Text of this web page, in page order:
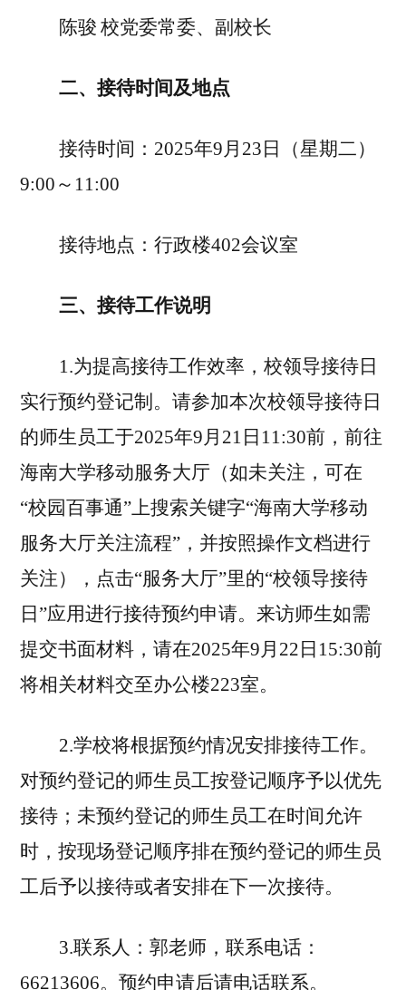
陈骏 校党委常委、副校长
二、接待时间及地点
接待时间： 2025年9月 23 日（星期二）
9:00～ 11:00
接待地点：行政楼402会议室
三、接待工作说明
1.为提高接待工作效率，校领导接待日
实行预约登记制。请参加本次校领导接待日
的师生员工于2025年9月 21 日 11:30前，前往
海南大学移动服务大厅（如未关注，可在
“校园百事通”上搜索关键字“海南大学移动
服务大厅关注流程”，并按照操作文档进行
关注），点击“服务大厅”里的“校领导接待
日”应用进行接待预约申请。来访师生如需
提交书面材料，请在2025年9月 22 日 15:30前
将相关材料交至办公楼223室。
2.学校将根据预约情况安排接待工作。
对预约登记的师生员工按登记顺序予以优先
接待；未预约登记的师生员工在时间允许
时，按现场登记顺序排在预约登记的师生员
工后予以接待或者安排在下一次接待。
3.联系人：郭老师，联系电话：
66213606。预约申请后请电话联系。